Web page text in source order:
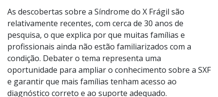
criança”, completaThalita Possmoser .
A importância da conscientização
As descobertas sobre a Síndrome do X Frágil são
relativamente recentes, com cerca de 30 anos de
pesquisa, o que explica por que muitas famílias e
profissionais ainda não estão familiarizados com a